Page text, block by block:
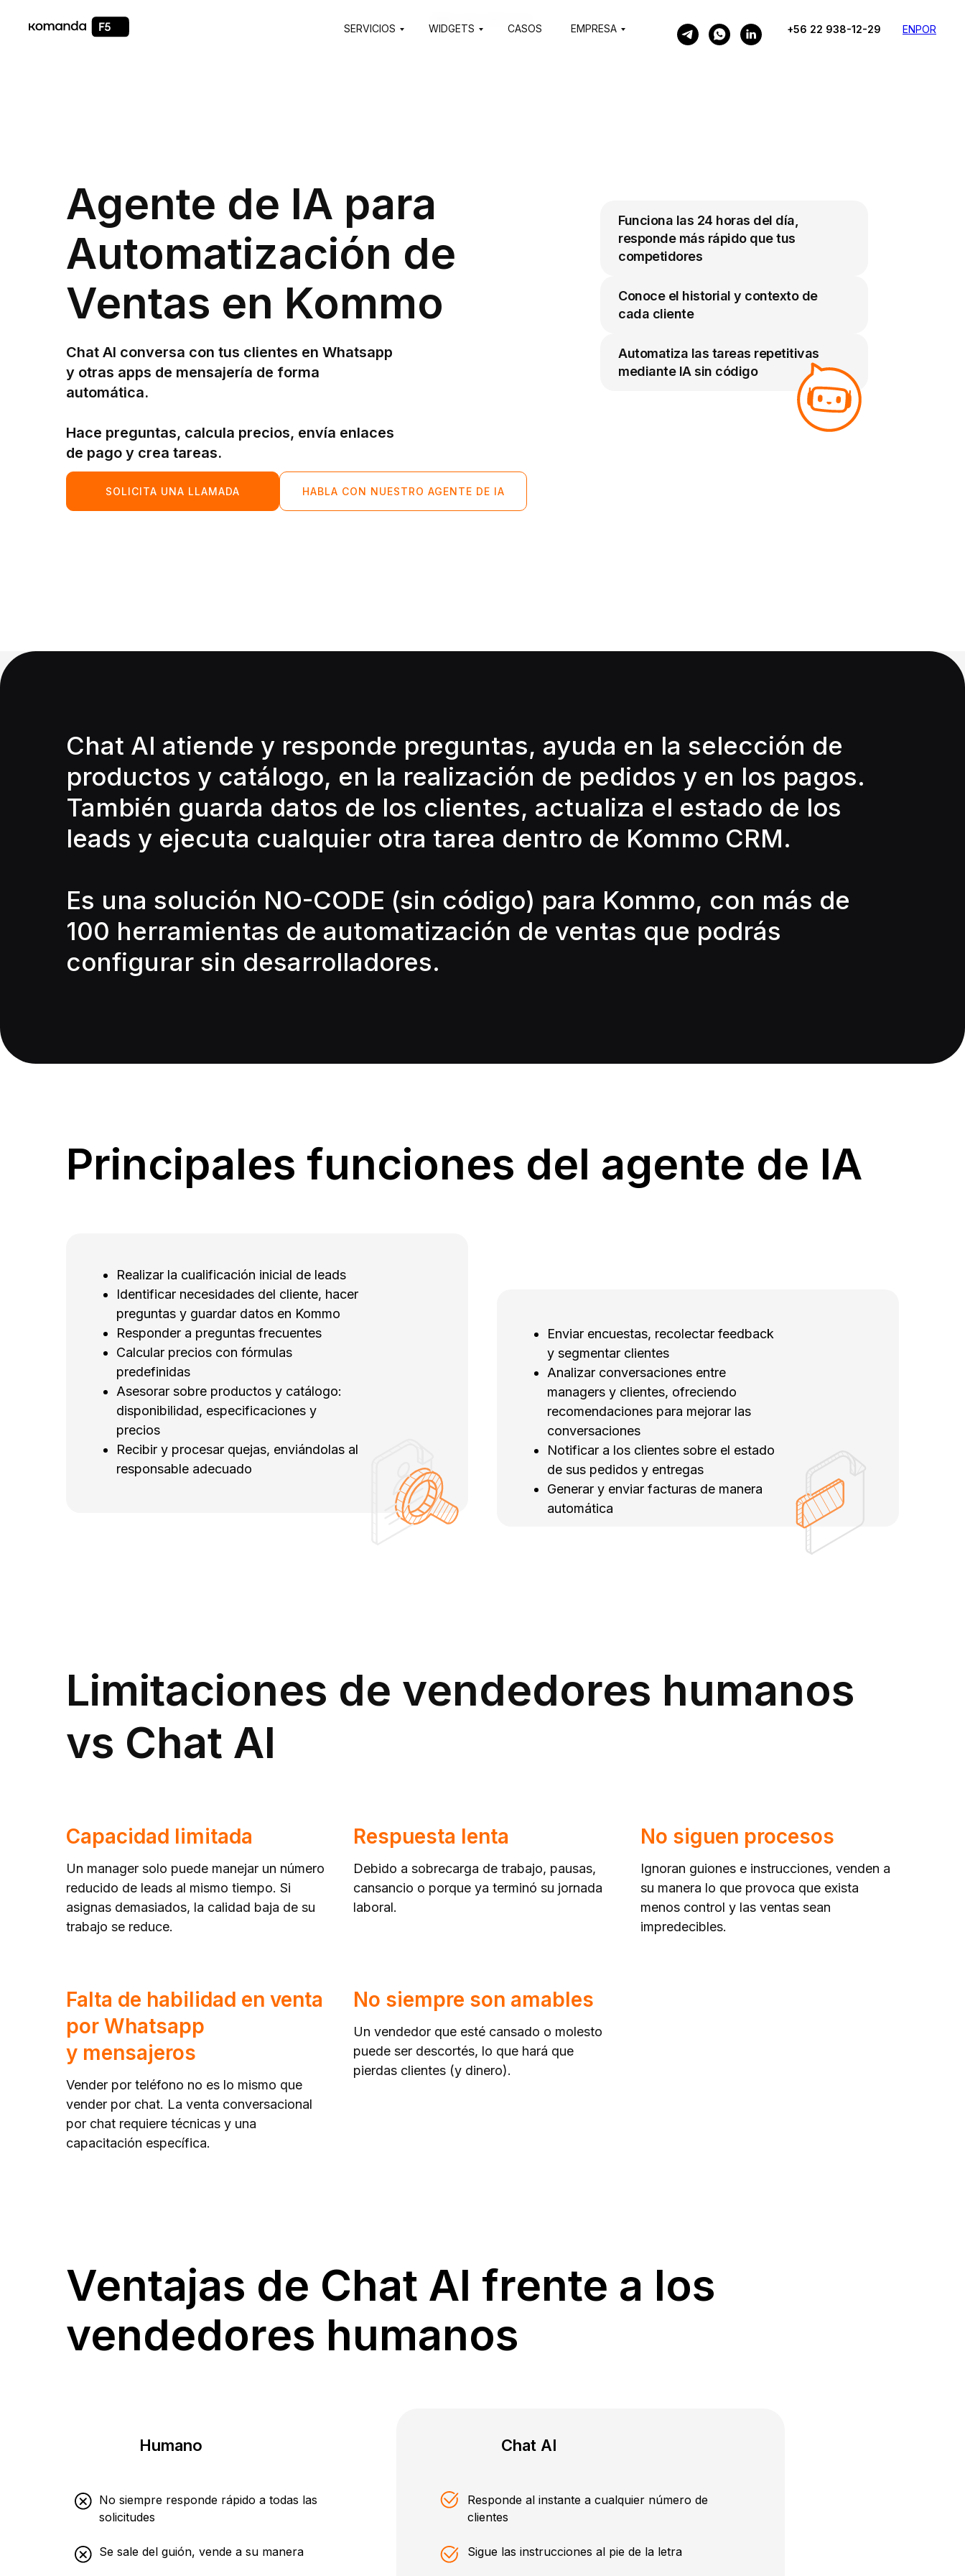
SERVICIOS WIDGETS CASOS EMPRESA +56 22 938-12-29 ENPOR
SOLICITA UNA LLAMADA HABLA CON NUESTRO AGENTE DE IA
Agente de IA para
Automatización de
Ventas en Kommo
Chat AI conversa con tus clientes en Whatsapp
y otras apps de mensajería de forma
automática.
Hace preguntas, calcula precios, envía enlaces
de pago y crea tareas.
Funciona las 24 horas del día,
responde más rápido que tus
competidores
Conoce el historial y contexto de
cada cliente
Automatiza las tareas repetitivas
mediante IA sin código
Chat AI atiende y responde preguntas, ayuda en la selección de
productos y catálogo, en la realización de pedidos y en los pagos.
También guarda datos de los clientes, actualiza el estado de los
leads y ejecuta cualquier otra tarea dentro de Kommo CRM.
Es una solución NO-CODE (sin código) para Kommo, con más de
100 herramientas de automatización de ventas que podrás
configurar sin desarrolladores.
Principales funciones del agente de IA
Enviar encuestas, recolectar feedback
y segmentar clientes
Analizar conversaciones entre
managers y clientes, ofreciendo
recomendaciones para mejorar las
conversaciones
Notificar a los clientes sobre el estado
de sus pedidos y entregas
Generar y enviar facturas de manera
automática
Realizar la cualificación inicial de leads
Identificar necesidades del cliente, hacer
preguntas y guardar datos en Kommo
Responder a preguntas frecuentes
Calcular precios con fórmulas
predefinidas
Asesorar sobre productos y catálogo:
disponibilidad, especificaciones y
precios
Recibir y procesar quejas, enviándolas al
responsable adecuado
Limitaciones de vendedores humanos
vs Chat AI
Capacidad limitada
Un manager solo puede manejar un número
reducido de leads al mismo tiempo. Si
asignas demasiados, la calidad baja de su
trabajo se reduce.
Respuesta lenta
Debido a sobrecarga de trabajo, pausas,
cansancio o porque ya terminó su jornada
laboral.
No siguen procesos
Ignoran guiones e instrucciones, venden a
su manera lo que provoca que exista
menos control y las ventas sean
impredecibles.
Falta de habilidad en venta
por Whatsapp
y mensajeros
Vender por teléfono no es lo mismo que
vender por chat. La venta conversacional
por chat requiere técnicas y una
capacitación específica.
No siempre son amables
Un vendedor que esté cansado o molesto
puede ser descortés, lo que hará que
pierdas clientes (y dinero).
Ventajas de Chat AI frente a los
vendedores humanos
Humano
No siempre responde rápido a todas las
solicitudes
Se sale del guión, vende a su manera
Chat AI
Responde al instante a cualquier número de
clientes
Sigue las instrucciones al pie de la letra